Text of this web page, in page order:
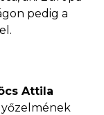
pedig a
Attila